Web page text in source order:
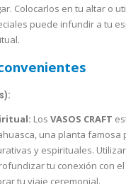
Colocarlos en tu altar o
puede infundir a tu
Los VASOS CRAFT
una planta famosa
y espirituales.
tu conexión con
tu viaje ceremonial.